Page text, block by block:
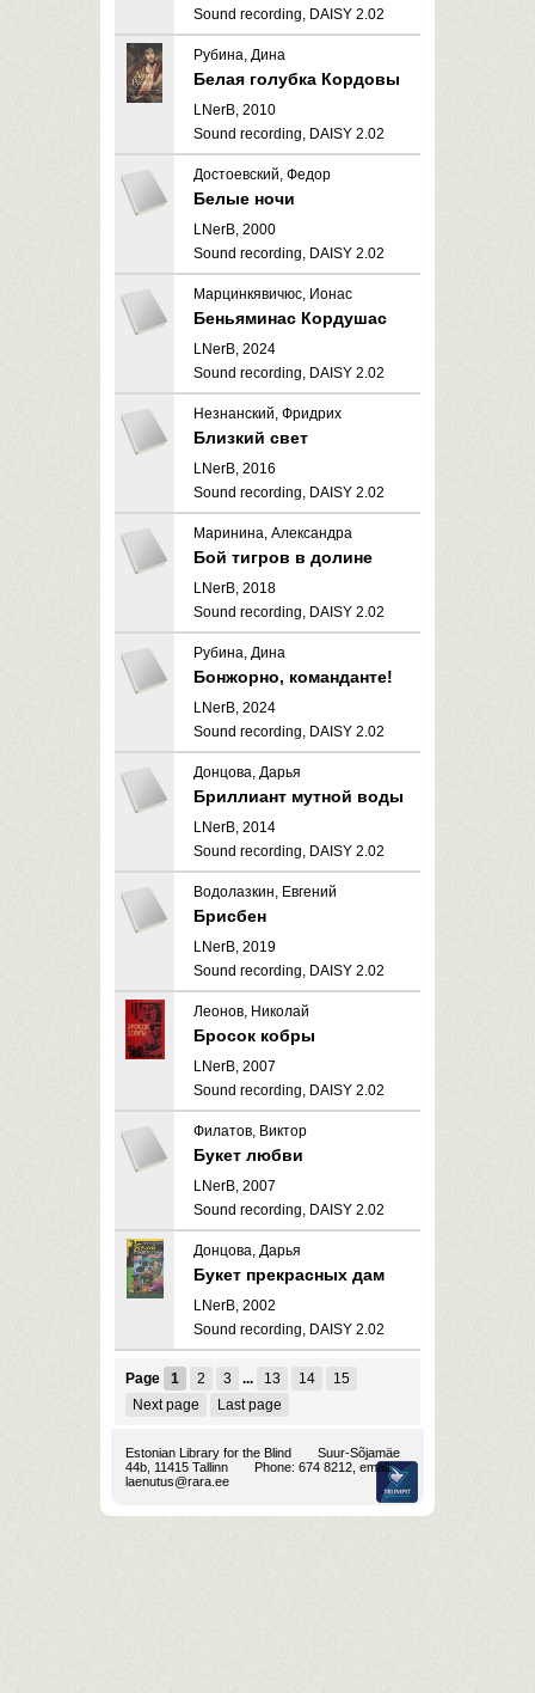
Sound recording, DAISY 2.02
Рубина, Дина
Белая голубка Кордовы
LNerB, 2010
Sound recording, DAISY 2.02
Достоевский, Федор
Белые ночи
LNerB, 2000
Sound recording, DAISY 2.02
Марцинкявичюс, Ионас
Беньяминас Кордушас
LNerB, 2024
Sound recording, DAISY 2.02
Незнанский, Фридрих
Близкий свет
LNerB, 2016
Sound recording, DAISY 2.02
Маринина, Александра
Бой тигров в долине
LNerB, 2018
Sound recording, DAISY 2.02
Рубина, Дина
Бонжорно, команданте!
LNerB, 2024
Sound recording, DAISY 2.02
Донцова, Дарья
Бриллиант мутной воды
LNerB, 2014
Sound recording, DAISY 2.02
Водолазкин, Евгений
Брисбен
LNerB, 2019
Sound recording, DAISY 2.02
Леонов, Николай
Бросок кобры
LNerB, 2007
Sound recording, DAISY 2.02
Филатов, Виктор
Букет любви
LNerB, 2007
Sound recording, DAISY 2.02
Донцова, Дарья
Букет прекрасных дам
LNerB, 2002
Sound recording, DAISY 2.02
Page 1 2 3 ... 13 14
15
Next page
Last page
Estonian Library for the Blind
Suur-Sõjamäe
44b, 11415 Tallinn
Phone: 674 8212, email:
laenutus@rara.ee